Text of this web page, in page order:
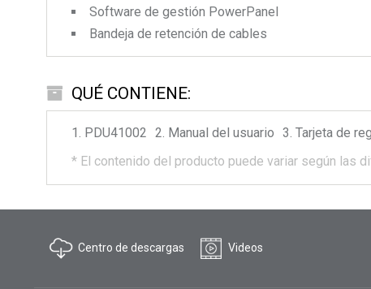
Software de gestión PowerPanel
Bandeja de retención de cables
QUÉ CONTIENE:
PDU41002 Manual del usuario Tarjeta de
* El contenido del producto puede variar según las
Centro de descargas Videos